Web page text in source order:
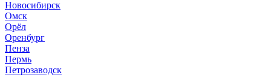
Новосибирск
Омск
Орёл
Оренбург
Пенза
Пермь
Петрозаводск